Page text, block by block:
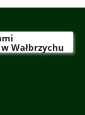
Wałbrzychu